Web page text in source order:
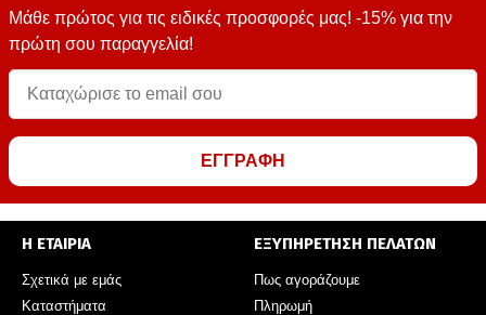
Μάθε πρώτος για τις ειδικές προσφορές μας! -15% για την
πρώτη σου παραγγελία!
ΕΓΓΡΑΦΗ
Η ΕΤΑΙΡΙΑ
Σχετικά με εμάς
Καταστήματα
ΕΞΥΠΗΡΕΤΗΣΗ ΠΕΛΑΤΩΝ
Πως αγοράζουμε
Πληρωμή